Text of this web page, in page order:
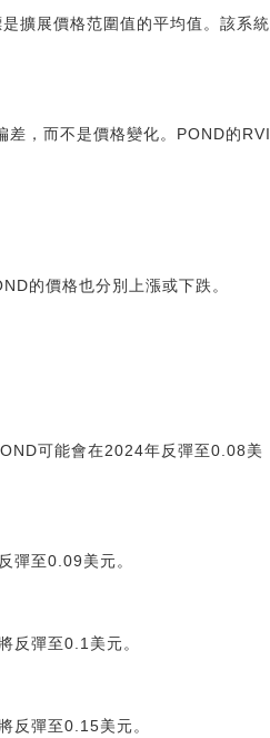
擴展價格范圍值的平均值。該系統
，而不是價格變化。POND的RVI
的價格也分別上漲或下跌。
可能會在2024年反彈至0.08美
彈至0.09美元。
反彈至0.1美元。
反彈至0.15美元。